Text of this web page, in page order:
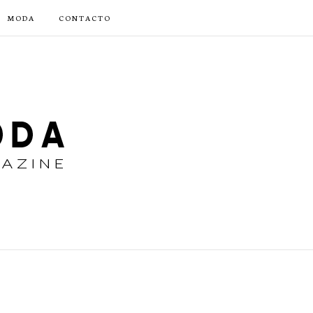
MODA CONTACTO